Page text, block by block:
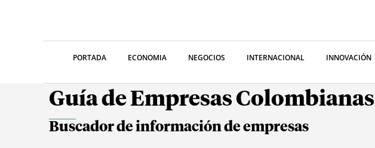
PORTADA ECONOMIA NEGOCIOS INTERNACIONAL INNOVACIÓN
Guía de Empresas Colombianas
Buscador de información de empresas